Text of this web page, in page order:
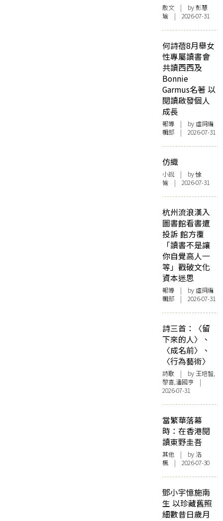
散文 | by 彭慧
瑜 | 2026-07-31
何詩蓓8月舉女
性專屬讀書會
共讀西西及
Bonnie
Garmus名著 以
閱讀啟發個人
成長
報導 | by 虛詞編
輯部 | 2026-07-31
仿織
小說 | by 悇
愉 | 2026-07-31
杭州流浪漢入
圖書館看書遭
投訴 館方覆
「讀書不是讓
你自覺高人一
等」戳破文化
資本迷思
報導 | by 虛詞編
輯部 | 2026-07-31
詩三首：〈留
下來的人〉、
〈成名前〉、
〈行為藝術〉
詩歌 | by 王培智,
黎喜,潘國亨 |
2026-07-31
當繁華落幕
時：在香港閱
讀東野圭吾
其他 | by洛
楓 | 2026-07-30
鄧小宇憶施南
生 以珍藏舊照
細數昔日歲月